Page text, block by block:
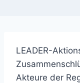
LEADER-
Akteure der